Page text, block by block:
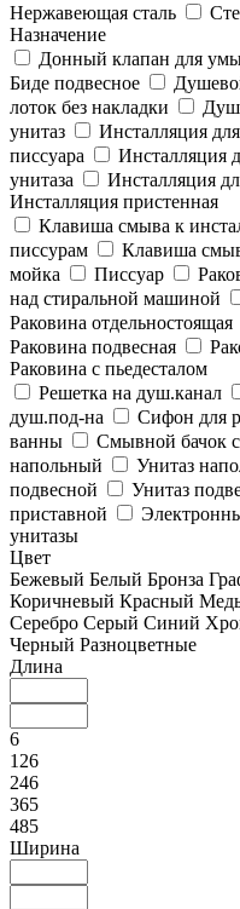
Нержавеющая сталь
Назначение
Донный клапан для
Биде подвесное
лоток без накладки
унитаз
Инсталляция
писсуара
Инсталляция
унитаза
Инсталляция
Инсталляция пристенная
Клавиша смыва к
писсурам
Клавиша
мойка
Писсуар
над стиральной машиной
Раковина отдельностоящая
Раковина подвесная
Раковина с пьедесталом
Решетка на душ.канал
душ.под-на
Сифон для
ванны
Смывной бачок
напольный
Унитаз
подвесной
Унитаз
приставной
унитазы
Цвет
Бежевый Белый Бронза
Коричневый Красный
Серебро Серый Синий
Черный Разноцветные
Длина
6
126
246
365
485
Ширина